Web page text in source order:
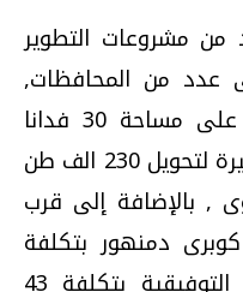
مشروعات التطوير
عدد من المحافظات,
ومنها مشروع إقامة مصنع على مساحة 30 فدانا
بوادى النطرون بمحافظة البحيرة لتحويل 230 الف طن
, بالإضافة إلى قرب
دمنهور بتكلفة
128 مليون جنيه , وكوبرى التوفيقية بتكلفة 43